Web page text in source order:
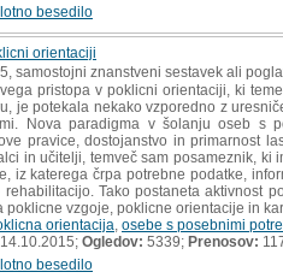
besedilo
orientaciji
samostojni znanstveni sestavek ali
pristopa v poklicni orientaciji, ki
je potekala nekako vzporedno z
Nova paradigma v šolanju oseb s
pravice, dostojanstvo in primarnost
in učitelji, temveč sam posameznik,
iz katerega črpa potrebne podatke,
Tako postaneta aktivnost
poklicne vzgoje, poklicne orientacije in
orientacija osebe s posebnimi
14.10.2015; Ogledov: 5339; Prenosov:
besedilo